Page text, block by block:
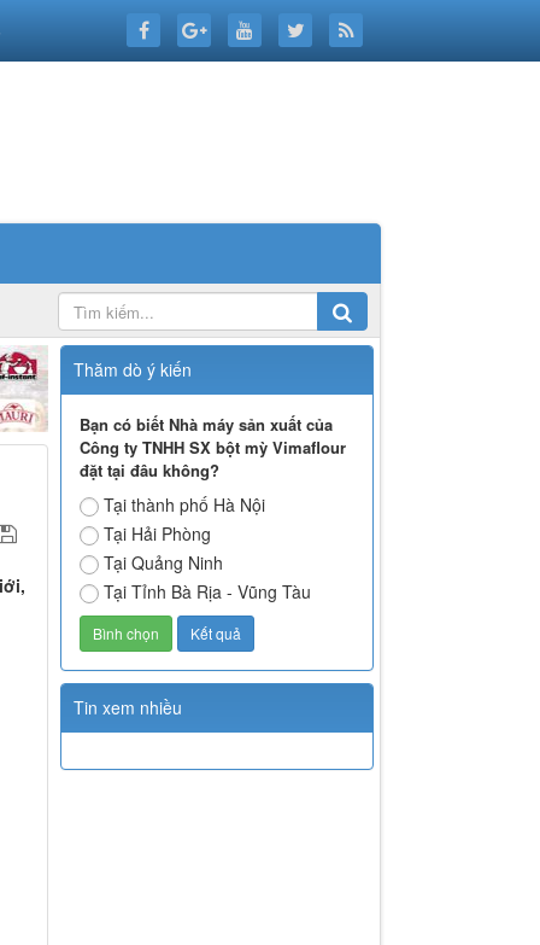
Thăm dò ý kiến
Bạn có biết Nhà máy sản xuất của
Công ty TNHH SX bột mỳ Vimaflour
đặt tại đâu không?
Tại thành phố Hà Nội
Tại Hải Phòng
Tại Quảng Ninh
Tại Tỉnh Bà Rịa - Vũng Tàu
Tin xem nhiều